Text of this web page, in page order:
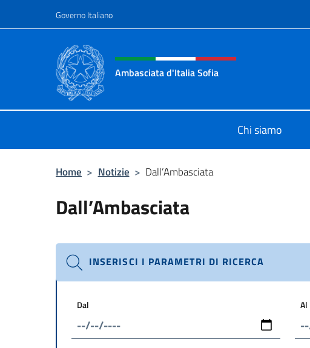
Governo Italiano
Intestazione sito, social e menù
Ambasciata d'Italia Sofia
Chi siamo
Home > Notizie > Dall’Ambasciata
Dall’Ambasciata
INSERISCI I PARAMETRI DI RICERCA
Dal Al